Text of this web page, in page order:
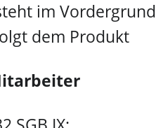
im Vordergrund
dem Produkt